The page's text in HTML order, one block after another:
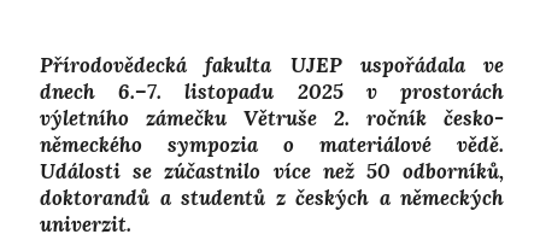
Přírodovědecká fakulta UJEP uspořádala ve
dnech 6.–7. listopadu 2025 v prostorách
výletního zámečku Větruše 2. ročník česko-
německého sympozia o materiálové vědě.
Události se zúčastnilo více než 50 odborníků,
doktorandů a studentů z českých a německých
univerzit.